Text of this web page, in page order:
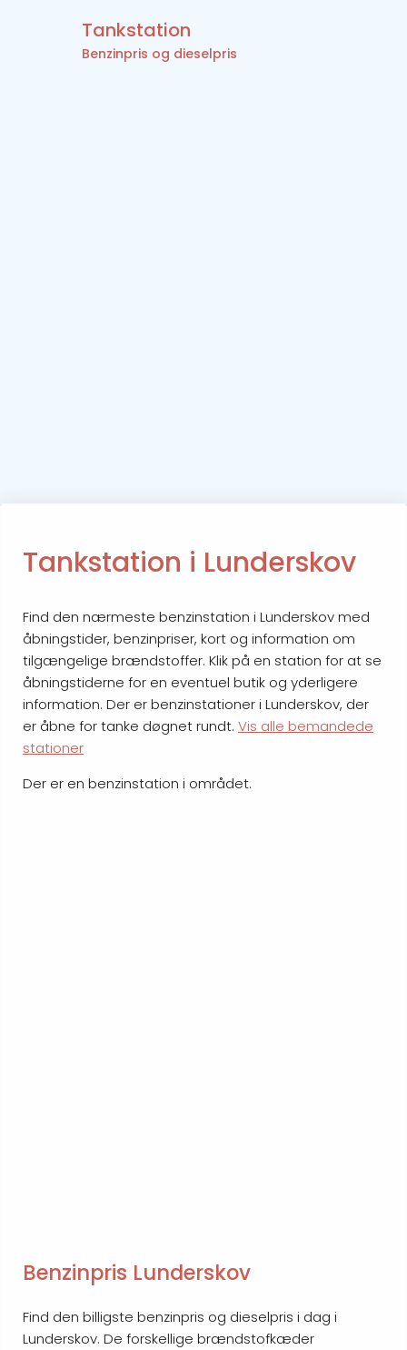
Tankstation
Benzinpris og dieselpris
Tankstation i Lunderskov
Find den nærmeste benzinstation i Lunderskov med
åbningstider, benzinpriser, kort og information om
tilgængelige brændstoffer. Klik på en station for at se
åbningstiderne for en eventuel butik og yderligere
information. Der er benzinstationer i Lunderskov, der
er åbne for tanke døgnet rundt. Vis alle bemandede
stationer
Der er en benzinstation i området.
Benzinpris Lunderskov
Find den billigste benzinpris og dieselpris i dag i
Lunderskov. De forskellige brændstofkæder